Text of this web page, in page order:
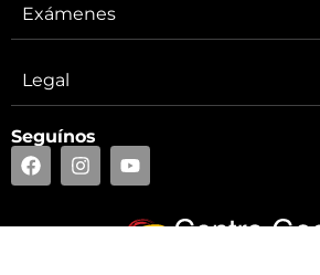
Exámenes
Legal
Seguínos